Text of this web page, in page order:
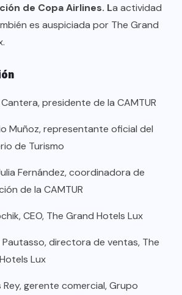
de Copa Airlines. La actividad
es auspiciada por The Grand
presidente de la CAMTUR
Muñoz, representante oficial del
de Turismo
Fernández, coordinadora de
de la CAMTUR
CEO, The Grand Hotels Lux
Pautasso, directora de ventas, The
Lux
Rey, gerente comercial, Grupo